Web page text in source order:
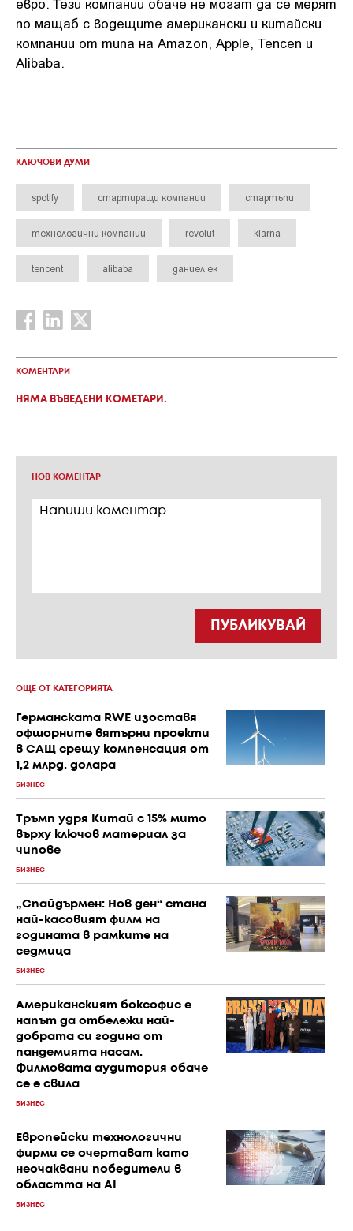
по мащаб с водещите американски и китайски
компании от типа на Amazon, Apple, Tencen и
Alibaba.
КЛЮЧОВИ ДУМИ
spotify стартиращи компании стартъпи
технологични компании revolut klarna
tencent alibaba даниел ек
КОМЕНТАРИ
НЯМА ВЪВЕДЕНИ КОМЕТАРИ.
НОВ КОМЕНТАР
ПУБЛИКУВАЙ
ОЩЕ ОТ КАТЕГОРИЯТА
Германската RWE изоставя
офшорните вятърни проекти
в САЩ срещу компенсация от
1,2 млрд. долара
БИЗНЕС
Тръмп удря Китай с 15% мито
върху ключов материал за
чипове
БИЗНЕС
„Спайдърмен: Нов ден“ стана
най-касовият филм на
годината в рамките на
седмица
БИЗНЕС
Американският боксофис е
напът да отбележи най-
добрата си година от
пандемията насам.
Филмовата аудитория обаче
се е свила
БИЗНЕС
Европейски технологични
фирми се очертават като
неочаквани победители в
областта на AI
БИЗНЕС